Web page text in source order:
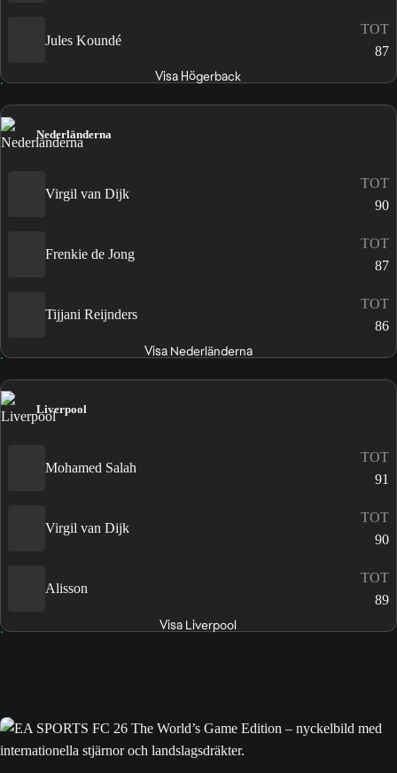
Jules Koundé
TOT
87
Visa Högerback
Nederländerna
Virgil van Dijk
TOT
90
Frenkie de Jong
TOT
87
Tijjani Reijnders
TOT
86
Visa Nederländerna
Liverpool
Mohamed Salah
TOT
91
Virgil van Dijk
TOT
90
Alisson
TOT
89
Visa Liverpool